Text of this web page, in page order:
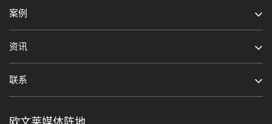
案例
资讯
联系